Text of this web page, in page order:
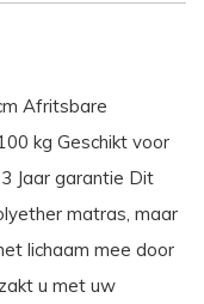
Afritsbare
kg Geschikt voor
Jaar garantie Dit
matras, maar
lichaam mee door
u met uw